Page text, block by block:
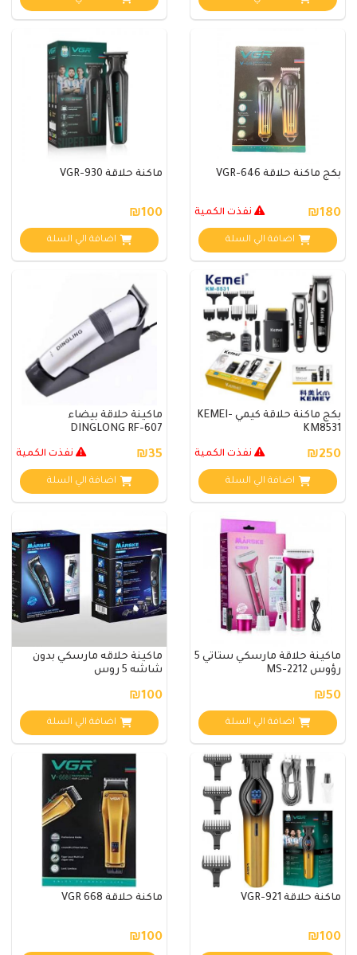
بكج ماكنة حلاقة VGR-646
₪180 نفذت الكمية
اضافة الي السلة
ماكنة حلاقة VGR-930
₪100
اضافة الي السلة
بكج ماكنة حلاقة كيمي KEMEI-
KM8531
₪250 نفذت الكمية
اضافة الي السلة
ماكينة حلاقة بيضاء
DINGLONG RF-607
₪35 نفذت الكمية
اضافة الي السلة
ماكينة حلاقة مارسكي ستاتي 5
رؤوس MS-2212
₪50
اضافة الي السلة
ماكينة حلاقه مارسكي بدون
شاشه 5 روس
₪100
اضافة الي السلة
ماكنة حلاقة VGR-921
₪100
ماكنة حلاقة VGR 668
₪100